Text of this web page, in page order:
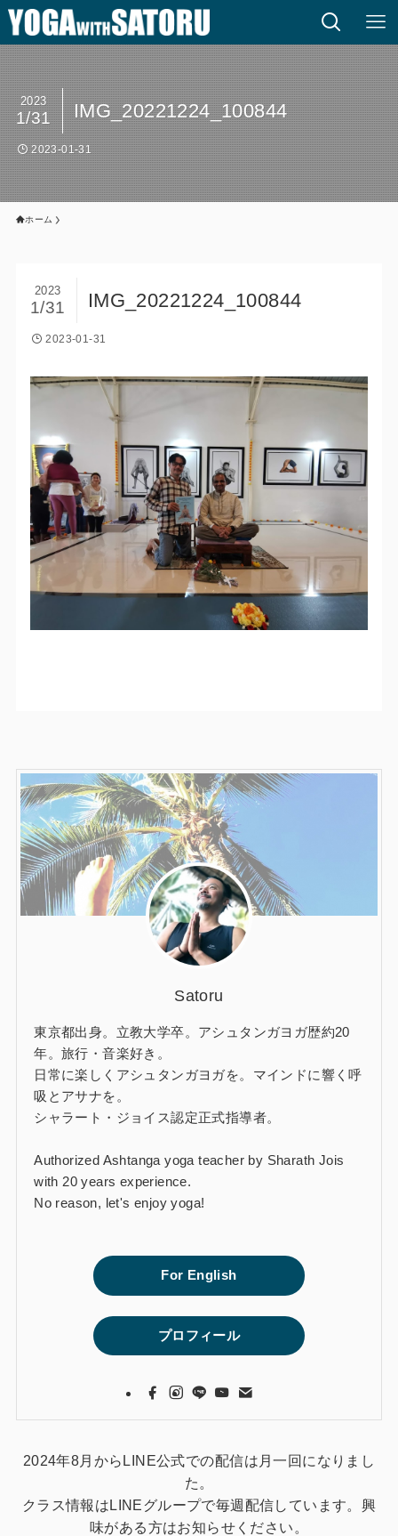
IMG_20221224_100844
2023
1/31
2023-01-31
ホーム
IMG_20221224_100844
2023
1/31
2023-01-31
Satoru
東京都出身。立教大学卒。アシュタンガヨガ歴約20
年。旅行・音楽好き。
日常に楽しくアシュタンガヨガを。マインドに響く呼
吸とアサナを。
シャラート・ジョイス認定正式指導者。
Authorized Ashtanga yoga teacher by Sharath Jois
with 20 years experience.
No reason, let's enjoy yoga!
For English
プロフィール
2024年8月からLINE公式での配信は月一回になりまし
た。
クラス情報はLINEグループで毎週配信しています。興
味がある方はお知らせください。